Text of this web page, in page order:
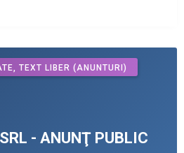
TEXT LIBER (ANUNTURI)